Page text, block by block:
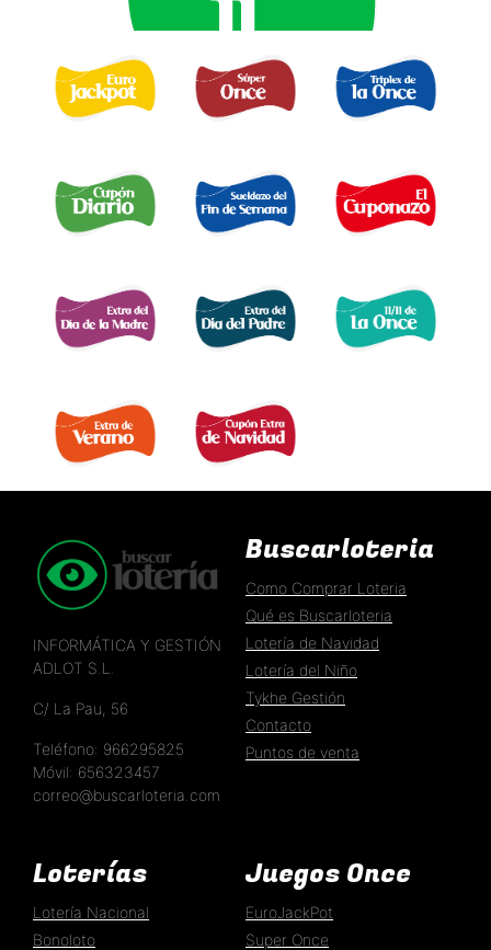
INFORMÁTICA Y GESTIÓN
ADLOT S.L.
C/ La Pau, 56
Teléfono: 966295825
Móvil: 656323457
correo@buscarloteria.com
Buscarloteria
Como Comprar Loteria
Qué es Buscarloteria
Lotería de Navidad
Lotería del Niño
Tykhe Gestión
Contacto
Puntos de venta
Loterías
Lotería Nacional
Bonoloto
Juegos Once
EuroJackPot
Super Once